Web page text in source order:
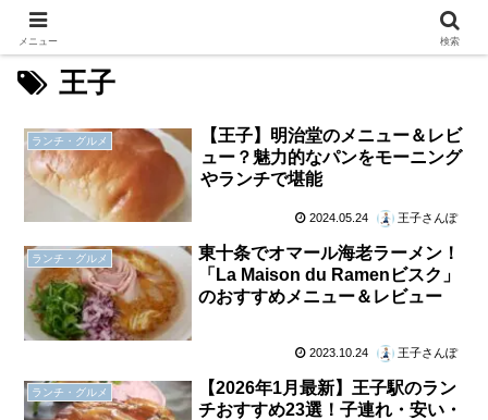
王子
ランチ・グルメ
【王子】明治堂のメニュー＆レビ
ュー？魅力的なパンをモーニング
やランチで堪能
2024.05.24 王子さんぽ
ランチ・グルメ
東十条でオマール海老ラーメン！
「La Maison du Ramenビスク」
のおすすめメニュー＆レビュー
2023.10.24 王子さんぽ
ランチ・グルメ
【2026年1月最新】王子駅のラン
チおすすめ23選！子連れ・安い・
メニュー 検索